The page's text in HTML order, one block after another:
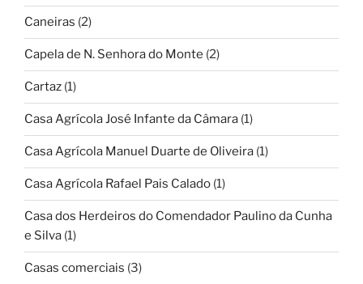
Caneiras (2)
Capela de N. Senhora do Monte (2)
Cartaz (1)
Casa Agrícola José Infante da Câmara (1)
Casa Agrícola Manuel Duarte de Oliveira (1)
Casa Agrícola Rafael Pais Calado (1)
Casa dos Herdeiros do Comendador Paulino da Cunha
e Silva (1)
Casas comerciais (3)